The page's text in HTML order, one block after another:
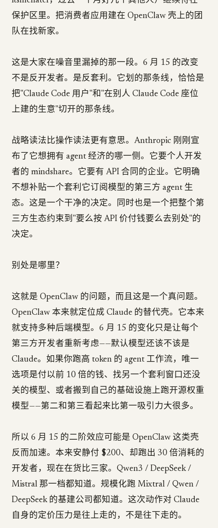
保护区里。把消费者应用建在 OpenClaw 壳上的团
队在找新家。
这是大家在噪音里漏掉的那一段。6 月 15 的改变
不是反开发者。是反套利。它划的那条线，恰恰是
把"Claude Code 用户"和"在别人 Claude Code 座位
上建的生意"切开的那条线。
战略读法比操作读法更有意思。Anthropic 刚刚宣
布了它想拥有 agent 经济的哪一侧。它要个人开发
者的 mindshare。它要有 API 合同的企业。它明确
不想补贴一个套利它订阅模型的第三方 agent 生
态。这是一个干净的决定。同时也是一个把整个第
三方生态约束到"要么按 API 价付钱要么去别处"的
决定。
别处是哪里？
这就是 OpenClaw 的问题，而且这是一个真问题。
OpenClaw 本来就定位成 Claude 的替代壳。它本来
就支持多种后端模型。6 月 15 的变化只是让每个
第三方开发者重新考虑——默认模型还该不该是
Claude。如果你跑高 token 的 agent 工作流，唯一
选项是付以前 10 倍的钱、找另一个套利窗口还没
关的模型、或者搬到自己的基础设施上跑开源权重
模型——第二和第三看起来比第一吸引力大很多。
所以 6 月 15 的二阶效应可能是 OpenClaw 这类壳
反而加速。本来安静付 $200、却跑出 30 倍消耗的
开发者，现在在货比三家。Qwen3 / DeepSeek /
Mistral 那一档都知道。规模化跑 Mixtral / Qwen /
DeepSeek 的基建公司都知道。这次动作对 Claude
自身的定价压力是往上走的，不是往下走的。